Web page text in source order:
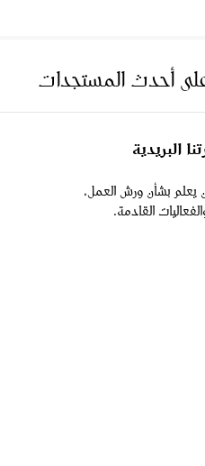
أحدث المستجدات
البريدية
بشأن ورش العمل،
القادمة.